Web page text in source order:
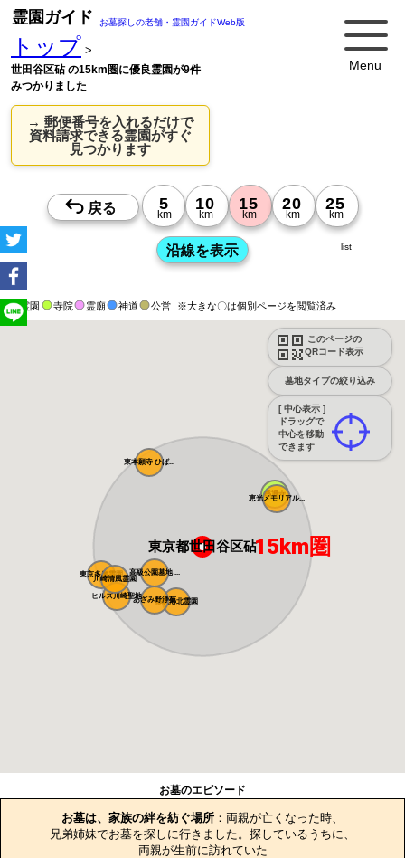
Menu
霊園ガイド お墓探しの老舗・霊園ガイドWeb版
トップ >
世田谷区砧 の15km圏に優良霊園が9件
みつかりました
→ 郵便番号を入れるだけで
資料請求できる霊園がすぐ
見つかります
霊園 寺院 霊廟 神道 公営 ※大きな〇は個別ページを閲覧済み
このページの
QRコード表示
墓地タイプの絞り込み
[ 中心表示 ]
ドラッグで
中心を移動
できます
list
感通寺
恵光メモリアル...
東本願寺 ひば...
東京多摩霊園
都筑港北霊園
あざみ野浄苑
ヒルズ川崎聖地
川崎清風霊園
高級公園墓地 ...
東京都世田谷区砧15km圏
お墓のエピソード
お墓は、家族の絆を紡ぐ場所 ：両親が亡くなった時、
兄弟姉妹でお墓を探しに行きました。探しているうちに、
両親が生前に訪れていた